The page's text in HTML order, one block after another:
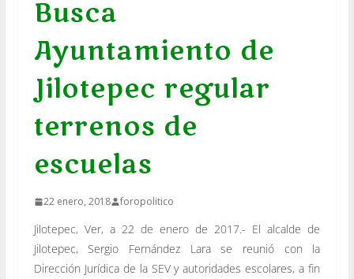
Busca
Ayuntamiento de
Jilotepec regular
terrenos de
escuelas
22 enero, 2018 foropolitico
Jilotepec, Ver, a 22 de enero de 2017.- El alcalde de
Jilotepec, Sergio Fernández Lara se reunió con la
Dirección Jurídica de la SEV y autoridades escolares, a fin